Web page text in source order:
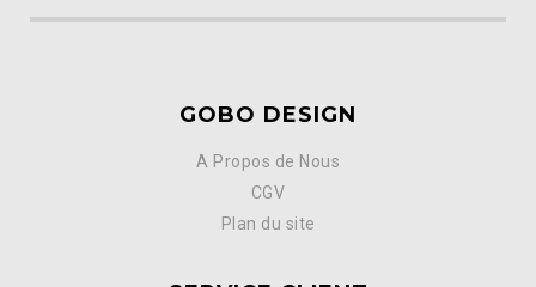
GOBO DESIGN
A Propos de Nous
CGV
Plan du site